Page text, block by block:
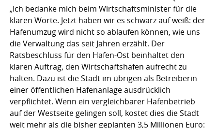
„Ich bedanke mich beim Wirtschaftsminister für die
klaren Worte. Jetzt haben wir es schwarz auf weiß: der
Hafenumzug wird nicht so ablaufen können, wie uns
die Verwaltung das seit Jahren erzählt. Der
Ratsbeschluss für den Hafen-Ost beinhaltet den
klaren Auftrag, den Wirtschaftshafen aufrecht zu
halten. Dazu ist die Stadt im übrigen als Betreiberin
einer öffentlichen Hafenanlage ausdrücklich
verpflichtet. Wenn ein vergleichbarer Hafenbetrieb
auf der Westseite gelingen soll, kostet dies die Stadt
weit mehr als die bisher geplanten 3,5 Millionen Euro: